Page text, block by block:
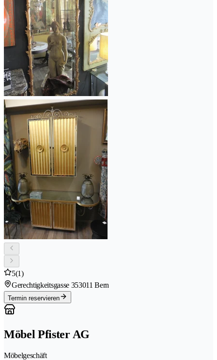
5(1)
Gerechtigkeitsgasse 353011 Bern
Termin reservieren
Möbel Pfister AG
Möbelgeschäft